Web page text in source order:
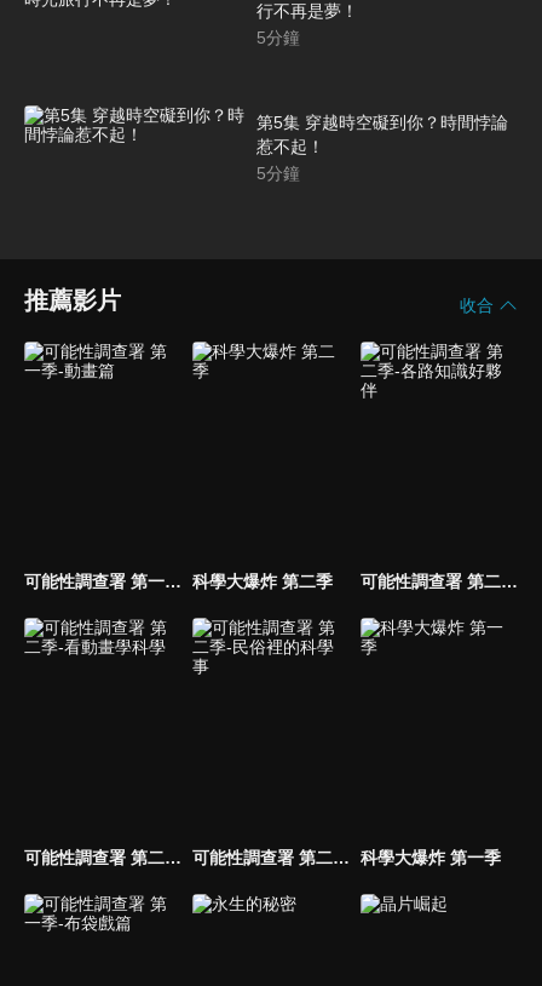
行不再是夢！
5分鐘
第5集 穿越時空礙到你？時間悖論
惹不起！
5分鐘
推薦影片 收合
可能性調查署 第一季-動畫篇 科學大爆炸 第二季 可能性調查署 第二季-各路知識好夥伴
可能性調查署 第二季-看動畫學科學 可能性調查署 第二季-民俗裡的科學事 科學大爆炸 第一季